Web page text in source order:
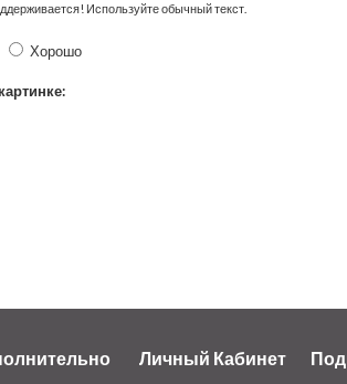
Используйте обычный текст.
Хорошо
Личный Кабинет